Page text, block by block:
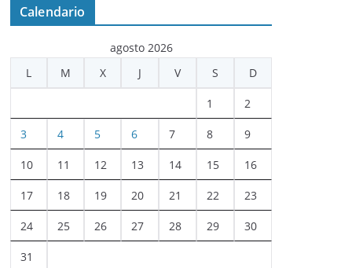
Calendario
agosto 2026
L
M X J V S D
1 2
3 4 5 6 7 8 9
10 11 12 13 14 15 16
17 18 19 20 21 22 23
24 25 26 27 28 29 30
31